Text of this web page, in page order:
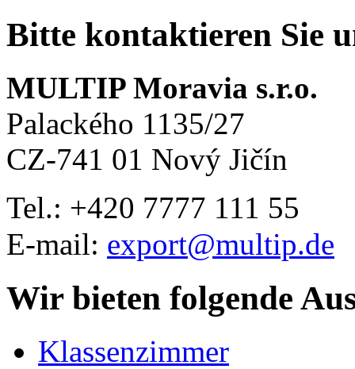
Bitte kontaktieren Sie
MULTIP Moravia s.r.o.
Palackého 1135/27
CZ-741 01 Nový Jičín
Tel.: +420 7777 111 55
E-mail: export@multip.de
Wir bieten folgende
Klassenzimmer